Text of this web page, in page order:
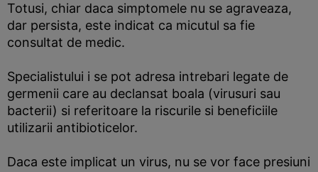
Totusi, chiar daca simptomele nu se agraveaza,
dar persista, este indicat ca micutul sa fie
consultat de medic.
Specialistului i se pot adresa intrebari legate de
germenii care au declansat boala (virusuri sau
bacterii) si referitoare la riscurile si beneficiile
utilizarii antibioticelor.
Daca este implicat un virus, nu se vor face presiuni